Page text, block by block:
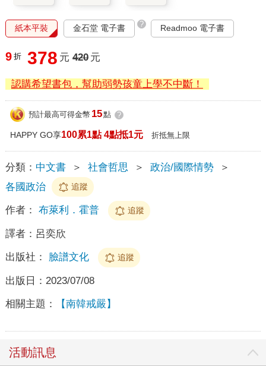
紙本平裝 金石堂 電子書 ? Readmoo 電子書
9 折 378 元 420 元
認購希望書包，幫助弱勢孩童上學不中斷！
預計最高可得金幣 15點 ?
HAPPY GO享100累1點 4點抵1元 折抵無上限
分類： 中文書 ＞ 社會哲思 ＞ 政治/國際情勢
＞
各國政治
追蹤
作者： 布萊利．霍普 追蹤
譯者： 呂奕欣
出版社： 臉譜文化 追蹤
出版日： 2023/07/08
相關主題： 【南韓戒嚴】
活動訊息